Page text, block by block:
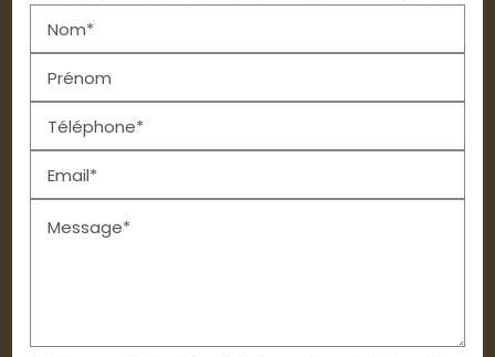
Nom*
Prénom
Téléphone*
Email*
Message*